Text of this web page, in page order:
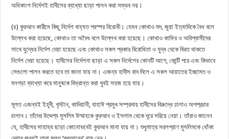
অধিকাংশ নির্দেশই হাদীসের ব্যাখ্যা ছাড়া পালন করা সম্ভব নয়।
(৪) কুরআন কারীমে কিছু নির্দেশ বাহ্যত পরস্পর বিরোধী। যেমন কোথাও মদ, জুয়া ইত্যাদিকে বৈধ বলে
উল্লেখ করা হয়েছে, কোথাও তা অবৈধ বলে উল্লেখ করা হয়েছে। কোথাও কাফির ও অবিশ্বাসীদের
সাথে যুদ্ধের নির্দেশ দেয়া হয়েছে এবং কোথাও সকল প্রকার বিরোধিতা ও যুদ্ধ থেকে বিরত থাকতে
নির্দেশ দেয়া হয়েছে। হাদীসের নির্দেশনা ছাড়া এ সকল নির্দেশের কোনটি আগে, কোন্টি পরে এবং কিভাবে
সেগুলো পালন করতে হবে তা জানা যায় না। এজন্য হাদীস বাদ দিলে এ সকল আয়াতের ইচ্ছামত ও
মনগড়া ব্যাখ্যা করে মানুষকে বিভ্রান্ত করা খুবই সহজ হয়ে যায়।
মূলত এজন্যই ইহূদী, খৃস্টান, কাদিয়ানী, বাহাঈ প্রমুখ সম্প্রদায় হাদীসের বিরুদ্ধে ঢালাও অপপ্রচার
চালান। তাঁদের উদ্দেশ্য মুসলিম উম্মাহকে কুরআন ও ইসলাম থেকে দূরে সরিয়ে নেয়া। তাঁরাও জানেন
যে, হাদীসের সাহায্য ছাড়া কোনোভবেই কুরআন মানা যায় না। শুধুমাত্র সরলপ্রাণ মুসলিমকে ধোঁকা